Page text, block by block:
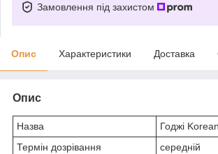
Замовлення під захистом
Опис Характеристики Доставка
Опис
Назва
Годжі
Термін дозрівання
середній